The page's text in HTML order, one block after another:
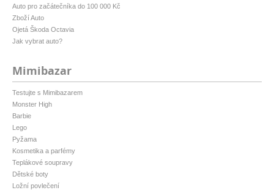
Auto pro začátečníka do 100 000 Kč
Zboží Auto
Ojetá Škoda Octavia
Jak vybrat auto?
Mimibazar
Testujte s Mimibazarem
Monster High
Barbie
Lego
Pyžama
Kosmetika a parfémy
Teplákové soupravy
Dětské boty
Ložní povlečení